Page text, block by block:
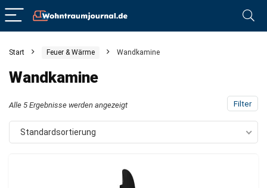
Start Feuer & Wärme Wandkamine
Wandkamine
Filter
Alle 5 Ergebnisse werden angezeigt
Standardsortierung